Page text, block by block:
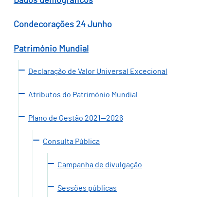
Condecorações 24 Junho
Património Mundial
Declaração de Valor Universal Excecional
Atributos do Património Mundial
Plano de Gestão 2021—2026
Consulta Pública
Campanha de divulgação
Sessões públicas